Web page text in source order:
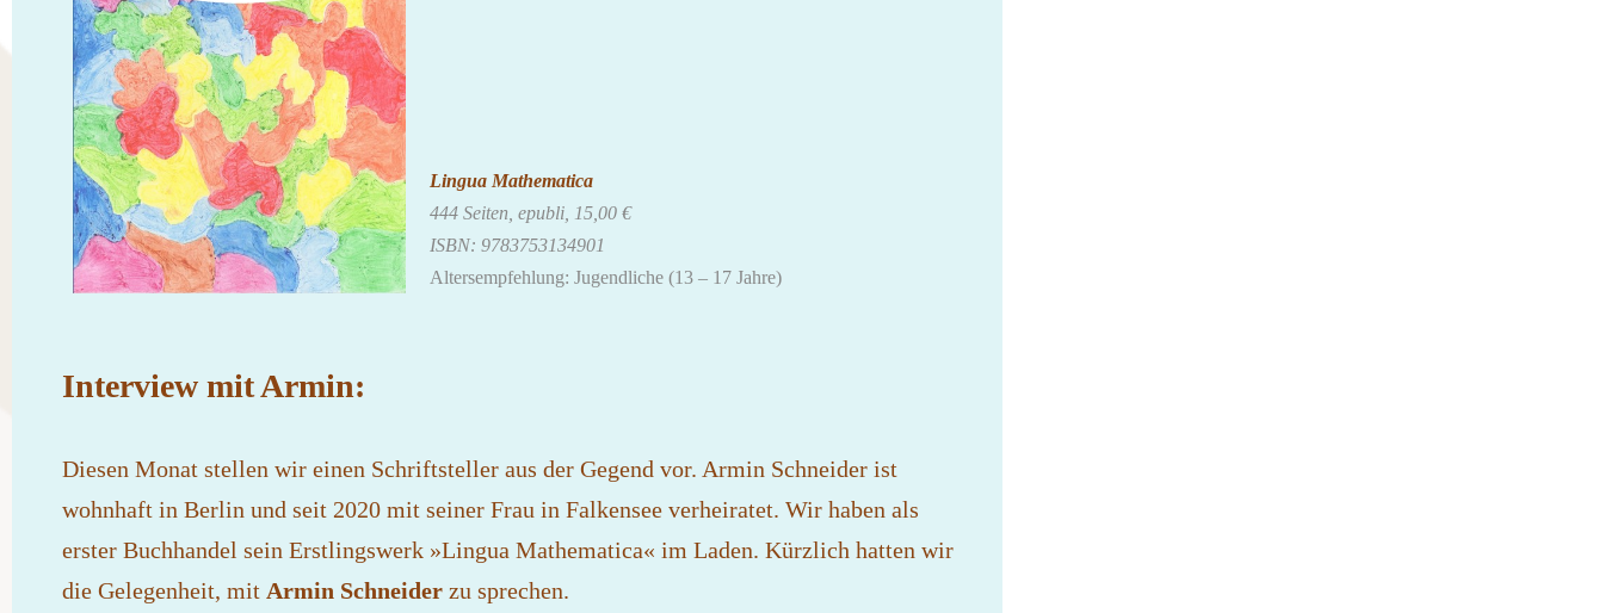
Lingua Mathematica
444 Seiten, epubli, 15,00 €
ISBN: 9783753134901
Altersempfehlung: Jugendliche (13 – 17 Jahre)
Interview mit Armin:
Diesen Monat stellen wir einen Schriftsteller aus der Gegend vor. Armin Schneider ist
wohnhaft in Berlin und seit 2020 mit seiner Frau in Falkensee verheiratet. Wir haben als
erster Buchhandel sein Erstlingswerk »Lingua Mathematica« im Laden. Kürzlich hatten wir
die Gelegenheit, mit Armin Schneiderzu sprechen.